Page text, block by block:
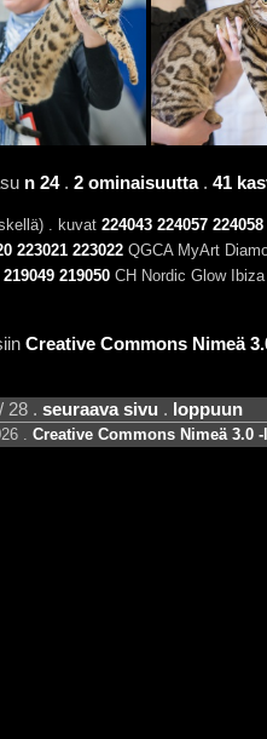
n 24. 2 ominaisuutta. 41
. kuvat 224043 224057 224058
223021 223022QGCA MyArt
219049 219050CH Nordic Glow
Creative Commons Nimeä
/ 28 . seuraava sivu . loppuun
. Creative Commons Nimeä 3.0